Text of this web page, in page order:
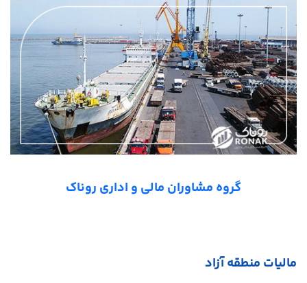
گروه مشاوران مالی و اداری روناک
مالیات منطقه آزاد